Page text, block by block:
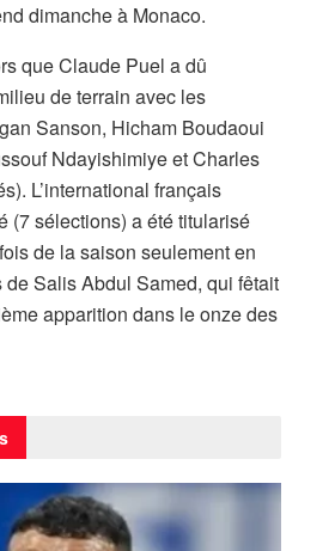
dimanche à Monaco.
que Claude Puel a dû
de terrain avec les
Sanson, Hicham Boudaoui
Ndayishimiye et Charles
L’international français
(7 sélections) a été titularisé
de la saison seulement en
de Salis Abdul Samed, qui fêtait
apparition dans le onze des